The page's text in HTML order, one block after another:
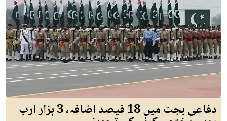
دفاعی بجٹ میں 18 فیصد اضافہ، 3 ہزار ارب